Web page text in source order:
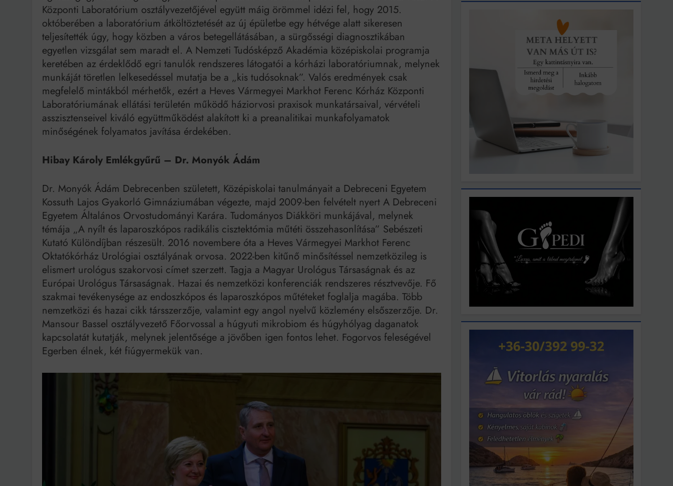
Központi Laboratórium osztályvezetőjével együtt máig örömmel idézi fel, hogy 2015.
októberében a laboratórium átköltöztetését az új épületbe egy hétvége alatt sikeresen
teljesítették úgy, hogy közben a város betegellátásában, a sürgősségi diagnosztikában
egyetlen vizsgálat sem maradt el. A Nemzeti Tudósképző Akadémia középiskolai programja
keretében az érdeklődő egri tanulók rendszeres látogatói a kórházi laboratóriumnak, melynek
munkáját töretlen lelkesedéssel mutatja be a „kis tudósoknak”. Valós eredmények csak
megfelelő mintákból mérhetők, ezért a Heves Vármegyei Markhot Ferenc Kórház Központi
Laboratóriumának ellátási területén működő háziorvosi praxisok munkatársaival, vérvételi
asszisztenseivel kiváló együttműködést alakított ki a preanalitikai munkafolyamatok
minőségének folyamatos javítása érdekében.
Hibay Károly Emlékgyűrű – Dr. Monyók Ádám
Dr. Monyók Ádám Debrecenben született, Középiskolai tanulmányait a Debreceni Egyetem
Kossuth Lajos Gyakorló Gimnáziumában végezte, majd 2009-ben felvételt nyert A Debreceni
Egyetem Általános Orvostudományi Karára. Tudományos Diákköri munkájával, melynek
témája „A nyílt és laparoszkópos radikális cisztektómia műtéti összehasonlítása” Sebészeti
Kutató Különdíjban részesült. 2016 novembere óta a Heves Vármegyei Markhot Ferenc
Oktatókórház Urológiai osztályának orvosa. 2022-ben kitűnő minősítéssel nemzetközileg is
elismert urológus szakorvosi címet szerzett. Tagja a Magyar Urológus Társaságnak és az
Európai Urológus Társaságnak. Hazai és nemzetközi konferenciák rendszeres résztvevője. Fő
szakmai tevékenysége az endoszkópos és laparoszkópos műtéteket foglalja magába. Több
nemzetközi és hazai cikk társszerzője, valamint egy angol nyelvű közlemény elsőszerzője. Dr.
Mansour Bassel osztályvezető Főorvossal a húgyuti mikrobiom és húgyhólyag daganatok
kapcsolatát kutatják, melynek jelentősége a jövőben igen fontos lehet. Fogorvos feleségével
Egerben élnek, két fiúgyermekük van.